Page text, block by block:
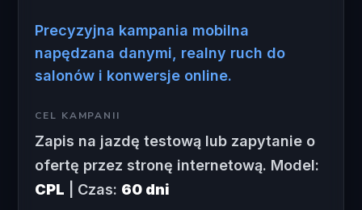
Precyzyjna kampania mobilna
napędzana danymi, realny ruch do
salonów i konwersje online.
CEL KAMPANII
Zapis na jazdę testową lub zapytanie o
ofertę przez stronę internetową. Model:
CPL | Czas: 60 dni